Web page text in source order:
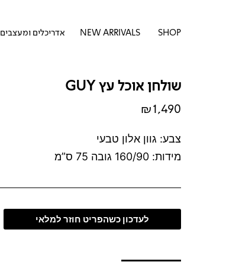
SHOP פתח SHOPNEW ARRIVALS אדריכלים ומעצבים
שולחן אוכל עץ GUY
₪1,490
צבע: גוון אלון טבעי
מידות: 160/90 גובה 75 ס”מ
לעדכון כשהפריט חוזר למלאי